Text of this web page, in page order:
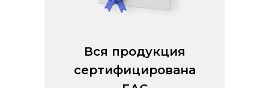
Вся продукция
сертифицирована